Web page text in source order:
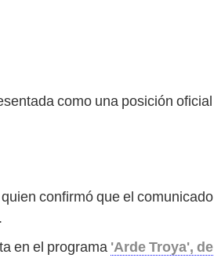
como una posición oficial
confirmó que el comunicado
en el programa 'Arde Troya', de